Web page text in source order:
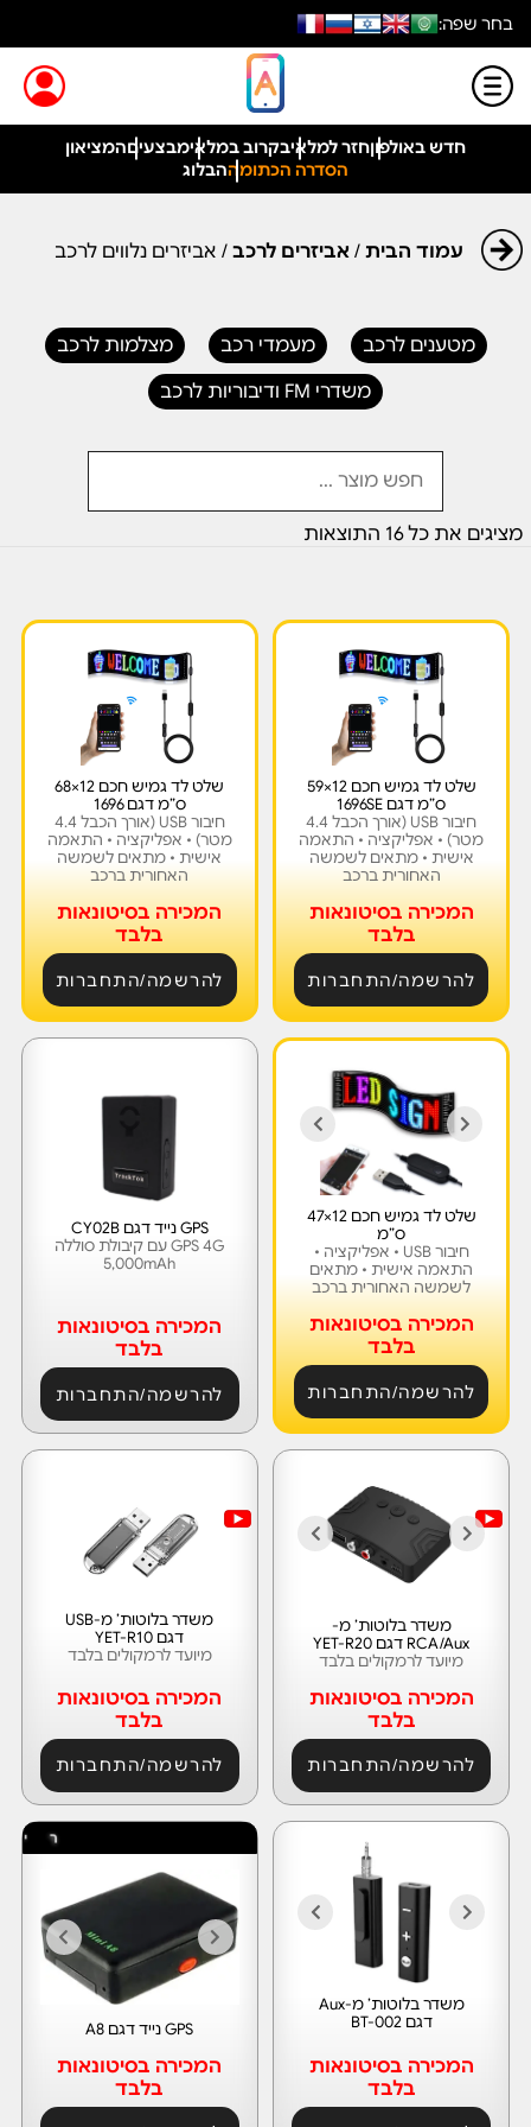
בחר שפה:
חדש באולפוןחזר למלאיבקרוב במלאימבצעיםהמציאון
הסדרה הכתומההבלוג
עמוד הבית/ אביזרים לרכב/ אביזרים נלווים לרכב
מטענים לרכב מעמדי רכב
מצלמות לרכב
משדרי FM ודיבוריות לרכב
מציגים את כל ⁦16⁩ התוצאות
שלט לד גמיש חכם 12×59
ס”מ דגם 1696SE
חיבור USB (אורך הכבל 4.4
מטר) • אפליקציה • התאמה
אישית • מתאים לשמשה
האחורית ברכב
המכירה בסיטונאות
בלבד
להרשמה/התחברות
שלט לד גמיש חכם 12×68
ס”מ דגם 1696
חיבור USB (אורך הכבל 4.4
מטר) • אפליקציה • התאמה
אישית • מתאים לשמשה
האחורית ברכב
המכירה בסיטונאות
בלבד
להרשמה/התחברות
GPS נייד דגם CY02B
GPS 4G עם קיבולת סוללה
5,000mAh
המכירה בסיטונאות
בלבד
להרשמה/התחברות
שלט לד גמיש חכם 12×47
ס”מ
חיבור USB • אפליקציה •
התאמה אישית • מתאים
לשמשה האחורית ברכב
המכירה בסיטונאות
בלבד
להרשמה/התחברות
משדר בלוטות’ מ-
RCA/Aux דגם YET-R20
מיועד לרמקולים בלבד
המכירה בסיטונאות
בלבד
להרשמה/התחברות
משדר בלוטות’ מ-USB
דגם YET-R10
מיועד לרמקולים בלבד
המכירה בסיטונאות
בלבד
להרשמה/התחברות
משדר בלוטות’ מ-Aux
דגם BT-002
המכירה בסיטונאות
בלבד
GPS נייד דגם A8
המכירה בסיטונאות
בלבד